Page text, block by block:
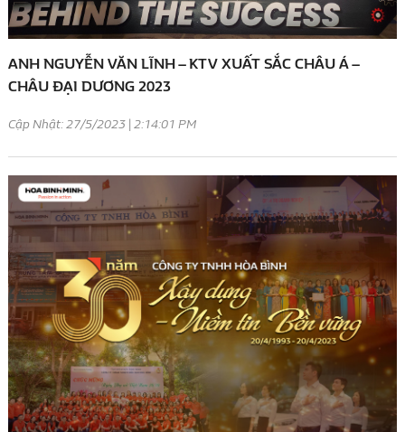
ANH NGUYỄN VĂN LĨNH – KTV XUẤT SẮC CHÂU Á –
CHÂU ĐẠI DƯƠNG 2023
Cập Nhật: 27/5/2023 | 2:14:01 PM